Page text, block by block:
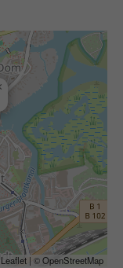
Leaflet | ©OpenStreetMap